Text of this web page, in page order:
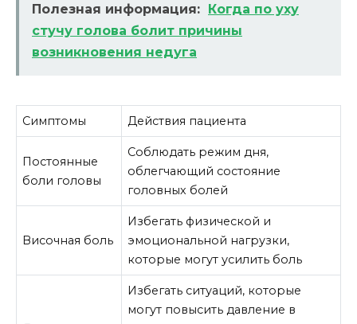
Полезная информация: Когда по уху
стучу голова болит причины
возникновения недуга
Симптомы Действия пациента
Постоянные
боли головы
Соблюдать режим дня,
облегчающий состояние
головных болей
Височная боль
Избегать физической и
эмоциональной нагрузки,
которые могут усилить боль
Избегать ситуаций, которые
могут повысить давление в